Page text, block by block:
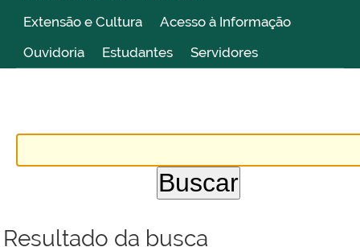
Extensão e Cultura
Acesso à Informação
Ouvidoria
Estudantes Servidores
Resultado da busca